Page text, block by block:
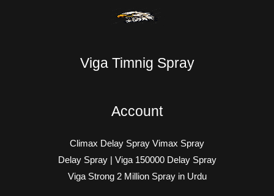
Viga Timnig Spray
Account
Climax Delay Spray Vimax Spray
Delay Spray | Viga 150000 Delay Spray
Viga Strong 2 Million Spray in Urdu